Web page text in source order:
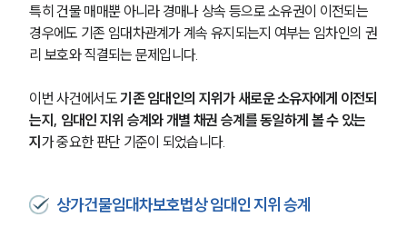
특히 건물 매매뿐 아니라 경매나 상속 등으로 소유권이 이전되는
경우에도 기존 임대차관계가 계속 유지되는지 여부는 임차인의 권
리 보호와 직결되는 문제입니다.
이번 사건에서도 기존 임대인의 지위가 새로운 소유자에게 이전되
는지, 임대인 지위 승계와 개별 채권 승계를 동일하게 볼 수 있는
지가 중요한 판단 기준이 되었습니다.
상가건물임대차보호법상 임대인 지위 승계